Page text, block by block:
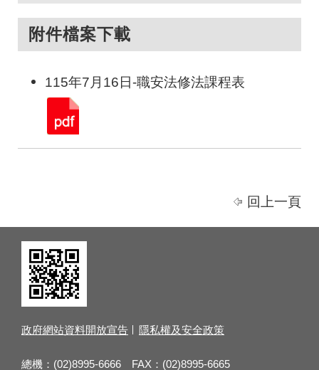
附件檔案下載
115年7月16日-職安法修法課程表
回上一頁
政府網站資料開放宣告 隱私權及安全政策
總機：(02)8995-6666 FAX：(02)8995-6665